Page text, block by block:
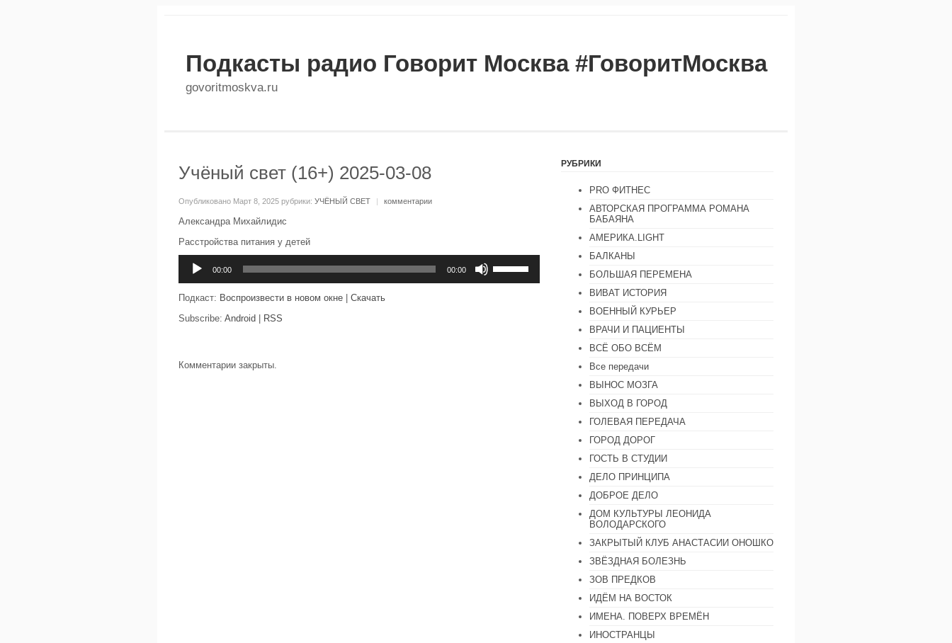
Подкасты радио Говорит Москва #ГоворитМосква
govoritmoskva.ru
Учёный свет (16+) 2025-03-08
Опубликовано Март 8, 2025 рубрики: УЧЁНЫЙ СВЕТ | комментарии
Александра Михайлидис
Расстройства питания у детей
00:00 00:00
клавиши
Подкаст: Воспроизвести в новом окне
Скачать
Subscribe: Android RSS
Комментарии закрыты.
РУБРИКИ
PRO ФИТНЕС
АВТОРСКАЯ ПРОГРАММА РОМАНА
БАБАЯНА
АМЕРИКА.LIGHT
БАЛКАНЫ
БОЛЬШАЯ ПЕРЕМЕНА
ВИВАТ ИСТОРИЯ
ВОЕННЫЙ КУРЬЕР
ВРАЧИ И ПАЦИЕНТЫ
ВСЁ ОБО ВСЁМ
Все передачи
ВЫНОС МОЗГА
ВЫХОД В ГОРОД
ГОЛЕВАЯ ПЕРЕДАЧА
ГОРОД ДОРОГ
ГОСТЬ В СТУДИИ
ДЕЛО ПРИНЦИПА
ДОБРОЕ ДЕЛО
ДОМ КУЛЬТУРЫ ЛЕОНИДА
ВОЛОДАРСКОГО
ЗАКРЫТЫЙ КЛУБ АНАСТАСИИ ОНОШКО
ЗВЁЗДНАЯ БОЛЕЗНЬ
ЗОВ ПРЕДКОВ
ИДЁМ НА ВОСТОК
ИМЕНА. ПОВЕРХ ВРЕМЁН
ИНОСТРАНЦЫ